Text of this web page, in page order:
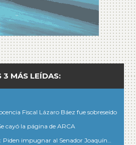
3 MÁS LEÍDAS:
Fiscal Lázaro Báez fue sobreseído
cayó la página de ARCA
Piden impugnar al Senador Joaquín…